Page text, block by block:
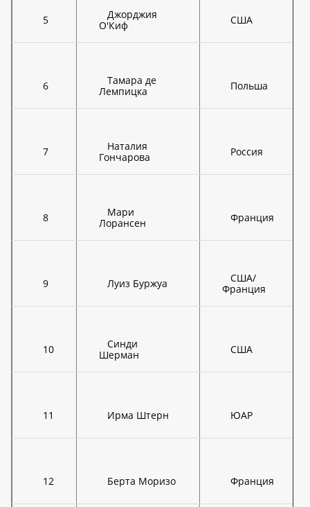
5
Джорджия
О'Киф
США
6
Тамара де
Лемпицка
Польша
7
Наталия
Гончарова
Россия
8
Мари
Лорансен
Франция
9 Луиз Буржуа
США/
Франция
10
Синди
Шерман
США
11 Ирма Штерн ЮАР
12 Берта Моризо Франция